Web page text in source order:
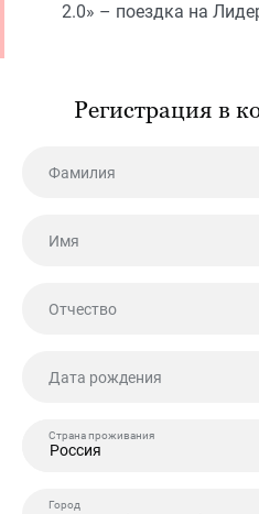
2.0» – поездка на
Регистрация в
Фамилия
Имя
Отчество
Дата рождения
Страна проживания
Россия
Город